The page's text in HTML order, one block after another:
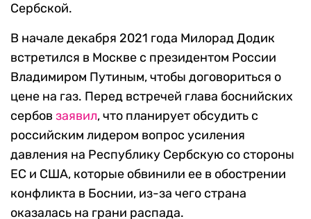
Сербской.
В начале декабря 2021 года Милорад Додик
встретился в Москве с президентом России
Владимиром Путиным, чтобы договориться о
цене на газ. Перед встречей глава боснийских
сербов заявил, что планирует обсудить с
российским лидером вопрос усиления
давления на Республику Сербскую со стороны
ЕС и США, которые обвинили ее в обострении
конфликта в Боснии, из-за чего страна
оказалась на грани распада.